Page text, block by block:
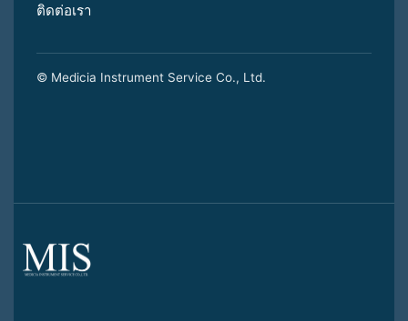
ติดต่อเรา
© Medicia Instrument Service Co., Ltd.